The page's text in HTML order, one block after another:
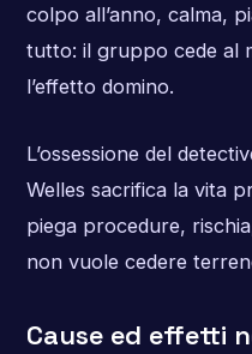
colpo all’anno, calma,
tutto: il gruppo cede al
l’effetto domino.
L’ossessione del
Welles sacrifica la vita
piega procedure,
non vuole cedere
Cause ed effetti